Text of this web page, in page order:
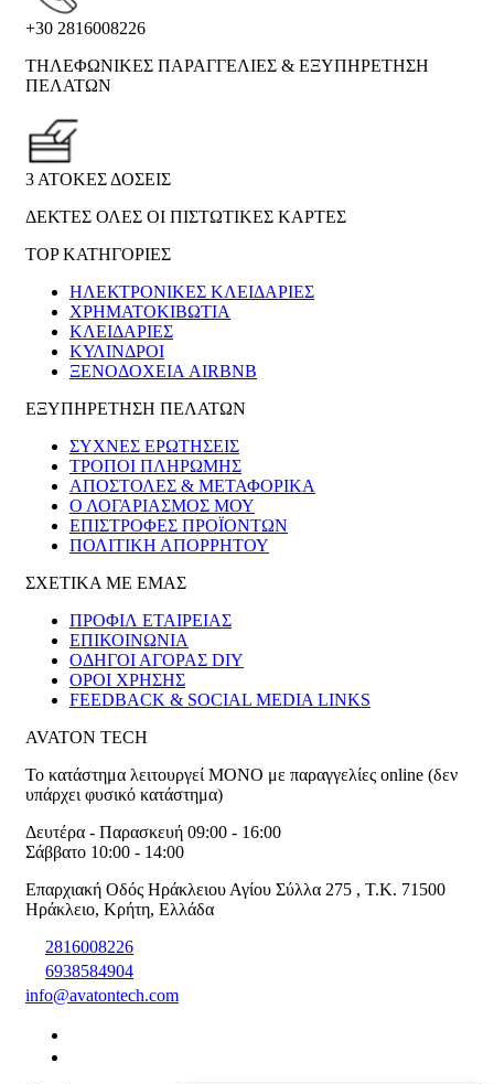
+30 2816008226
ΤΗΛΕΦΩΝΙΚΕΣ ΠΑΡΑΓΓΕΛΙΕΣ & ΕΞΥΠΗΡΕΤΗΣΗ
ΠΕΛΑΤΩΝ
3 ΑΤΟΚΕΣ ΔΟΣΕΙΣ
ΔΕΚΤΕΣ ΟΛΕΣ ΟΙ ΠΙΣΤΩΤΙΚΕΣ ΚΑΡΤΕΣ
TOP ΚΑΤΗΓΟΡΙΕΣ
ΗΛΕΚΤΡΟΝΙΚΈΣ ΚΛΕΙΔΑΡΙΈΣ
ΧΡΗΜΑΤΟΚΙΒΏΤΙΑ
ΚΛΕΙΔΑΡΙΈΣ
ΚΎΛΙΝΔΡΟΙ
ΞΕΝΟΔΟΧΕΊΑ AIRBNB
ΕΞΥΠΗΡΕΤΗΣΗ ΠΕΛΑΤΩΝ
ΣΥΧΝΕΣ ΕΡΩΤΗΣΕΙΣ
ΤΡΟΠΟΙ ΠΛΗΡΩΜΗΣ
ΑΠΟΣΤΟΛΕΣ & ΜΕΤΑΦΟΡΙΚΑ
Ο ΛΟΓΑΡΙΑΣΜΟΣ ΜΟΥ
ΕΠΙΣΤΡΟΦΕΣ ΠΡΟΪΟΝΤΩΝ
ΠΟΛΙΤΙΚΗ ΑΠΟΡΡΗΤΟΥ
ΣΧΕΤΙΚΑ ΜΕ ΕΜΑΣ
ΠΡΟΦΙΛ ΕΤΑΙΡΕΙΑΣ
ΕΠΙΚΟΙΝΩΝΙΑ
ΟΔΗΓΟΙ ΑΓΟΡΑΣ DIY
ΟΡΟΙ ΧΡΗΣΗΣ
FEEDBACK & SOCIAL MEDIA LINKS
AVATON TECH
Το κατάστημα λειτουργεί ΜΟΝΟ με παραγγελίες online (δεν
υπάρχει φυσικό κατάστημα)
Δευτέρα - Παρασκευή 09:00 - 16:00
Σάββατο 10:00 - 14:00
Επαρχιακή Οδός Ηράκλειου Αγίου Σύλλα 275 , T.K. 71500
Ηράκλειο, Κρήτη, Ελλάδα
2816008226
6938584904
info@avatontech.com